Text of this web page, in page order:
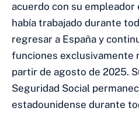
acuerdo con su empleador
había trabajado durante
regresar a España y
funciones exclusivamente
partir de agosto de 2025.
Seguridad Social
estadounidense durante